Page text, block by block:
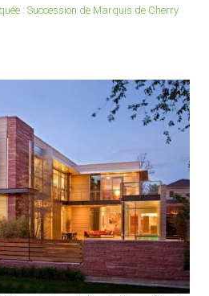
: Succession de Marquis de Cherry